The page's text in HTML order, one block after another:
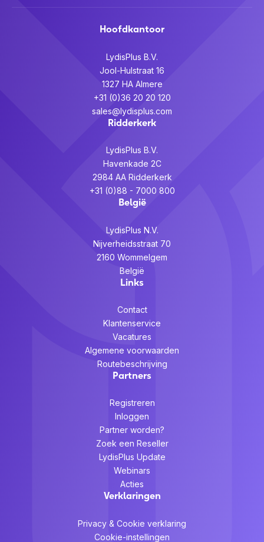
Hoofdkantoor
LydisPlus B.V.
Jool-Hulstraat 16
1327 HA Almere
+31 (0)36 20 20 120
sales@lydisplus.com
Ridderkerk
LydisPlus B.V.
Havenkade 2C
2984 AA Ridderkerk
+31 (0)88 - 7000 800
België
LydisPlus N.V.
Nijverheidsstraat 70
2160 Wommelgem
België
Links
Contact
Klantenservice
Vacatures
Algemene voorwaarden
Routebeschrijving
Partners
Registreren
Inloggen
Partner worden?
Zoek een Reseller
LydisPlus Update
Webinars
Acties
Verklaringen
Privacy & Cookie verklaring
Cookie-instellingen